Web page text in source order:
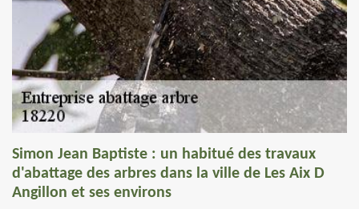
Simon Jean Baptiste : un habitué des travaux
d'abattage des arbres dans la ville de Les Aix D
Angillon et ses environs